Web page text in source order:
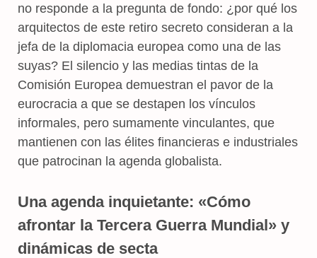
no responde a la pregunta de fondo: ¿por qué los
arquitectos de este retiro secreto consideran a la
jefa de la diplomacia europea como una de las
suyas? El silencio y las medias tintas de la
Comisión Europea demuestran el pavor de la
eurocracia a que se destapen los vínculos
informales, pero sumamente vinculantes, que
mantienen con las élites financieras e industriales
que patrocinan la agenda globalista.
Una agenda inquietante: «Cómo
afrontar la Tercera Guerra Mundial» y
dinámicas de secta